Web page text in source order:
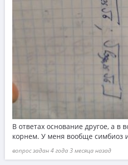
В ответах основание другое, а в
корнем. У меня вообще симбиоз
вопрос задан 4 года 3 месяца назад